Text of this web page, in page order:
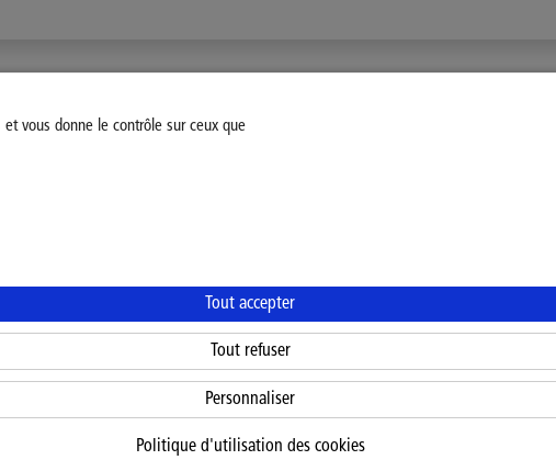
vous donne le contrôle sur ceux que
Tout accepter
Tout refuser
Personnaliser
Politique d'utilisation des cookies